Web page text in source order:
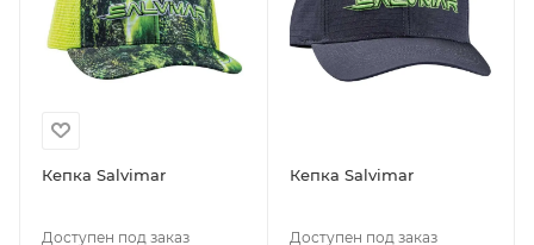
Кепка Salvimar
Доступен под заказ
Кепка Salvimar
Доступен под заказ